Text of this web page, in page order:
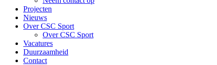
Projecten
Nieuws
Over CSC Sport
Over CSC Sport
Vacatures
Duurzaamheid
Contact